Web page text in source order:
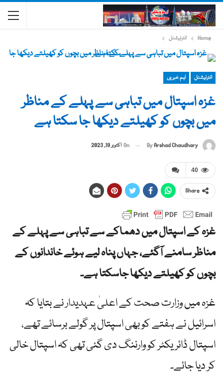
Home انٹرنیشنل
انٹرنیشنل اہم خبریں
غزہ اسپتال میں تباہی سے پہلے کے مناظر
میں بچوں کو کھیلتے دیکھا جا سکتا ہے
ByArshad Chaudhary
On اکتوبر 19, 2023
40
Share
غزہ کے اسپتال میں دھماکے سے تباہی سے پہلے کے
مناظر سامنے آگئے، جہاں پناہ لیے ہوئے خاندانوں کے
بچوں کو کھیلتے دیکھا جاسکتا ہے۔
غزہ میں وزارت صحت کے اعلیٰ عہدیدار نے بتایا کہ
اسرائیل نے ہفتے کو بھی اسپتال پر گولے برسائے تھے،
اسپتال ڈائریکٹر کو وارننگ دی گئی تھی کہ اسپتال خالی
کر دیا جائے۔